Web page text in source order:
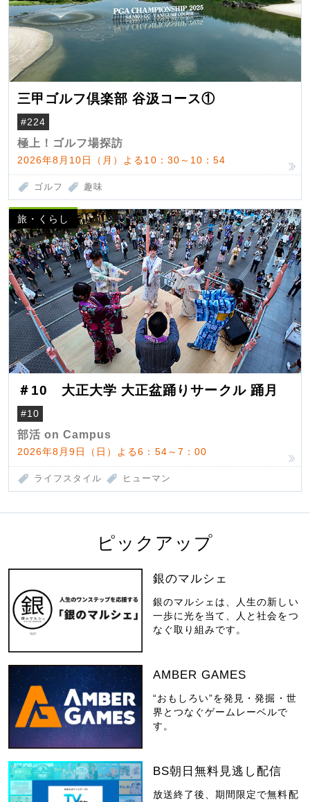
三甲ゴルフ倶楽部 谷汲コース①
#224
極上！ゴルフ場探訪
2026年8月10日（月）よる10：30～10：54
ゴルフ 趣味
旅・くらし
＃10 大正大学 大正盆踊りサークル 踊月
#10
部活 on Campus
2026年8月9日（日）よる6：54～7：00
ライフスタイル ヒューマン
ピックアップ
銀のマルシェ
銀のマルシェは、人生の新しい
一歩に光を当て、人と社会をつ
なぐ取り組みです。
AMBER GAMES
“おもしろい”を発見・発掘・世
界とつなぐゲームレーベルで
す。
BS朝日無料見逃し配信
放送終了後、期間限定で無料配